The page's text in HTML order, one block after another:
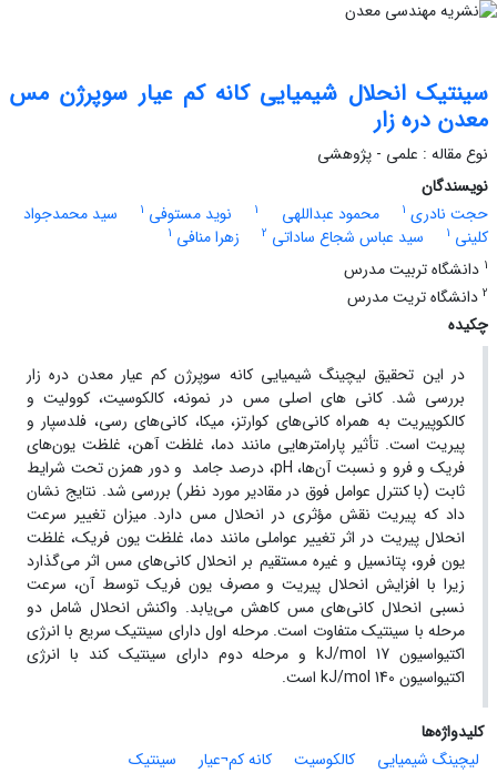
سینتیک انحلال شیمیایی کانه کم عیار سوپرژن مس
معدن دره زار
نوع مقاله : علمی - پژوهشی
نویسندگان
حجت نادری 1 محمود عبداللهی 1 نوید مستوفی 1
سید محمدجواد
کلینی 1 سید عباس شجاع ساداتی 2 زهرا منافی 1
1 دانشگاه تربیت مدرس
2 دانشگاه تریت مدرس
چکیده
در این تحقیق لیچینگ شیمیایی کانه سوپرژن کم عیار معدن دره زار
بررسی شد. کانی های اصلی مس در نمونه، کالکوسیت، کوولیت و
کالکوپیریت به همراه کانی‌های کوارتز، میکا، کانی‌های رسی، فلدسپار و
پیریت است. تأثیر پارامترهایی مانند دما، غلظت آهن، غلظت یون‌های
فریک و فرو و نسبت آن‌ها، pH، درصد جامد و دور همزن تحت شرایط
ثابت (با کنترل عوامل فوق در مقادیر مورد نظر) بررسی شد. نتایج نشان
داد که پیریت نقش مؤثری در انحلال مس دارد. میزان تغییر سرعت
انحلال پیریت در اثر تغییر عواملی مانند دما، غلظت یون فریک، غلظت
یون فرو، پتانسیل و غیره مستقیم بر انحلال کانی‌های مس اثر می‌گذارد
زیرا با افزایش انحلال پیریت و مصرف یون فریک توسط آن، سرعت
نسبی انحلال کانی‌های مس کاهش می‌یابد. واکنش انحلال شامل دو
مرحله با سینتیک متفاوت است. مرحله اول دارای سینتیک سریع با انرژی
اکتیواسیون kJ/mol 17 و مرحله دوم دارای سینتیک کند با انرژی
اکتیواسیون kJ/mol 140 است.
کلیدواژه‌ها
لیچینگ شیمیایی
کالکوسیت کانه کم¬عیار
سینتیک